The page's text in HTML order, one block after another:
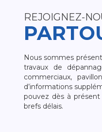
REJOIGNEZ-
Nous sommes
travaux de
commerciaux,
d’informations
pouvez dès à
brefs délais.